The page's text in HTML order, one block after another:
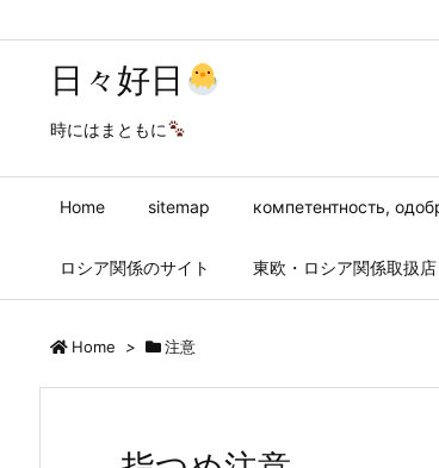
日々好日
時にはまともに
Home sitemap компетентность,
ロシア関係のサイト 東欧・ロシア関係取扱店
Home > 注意